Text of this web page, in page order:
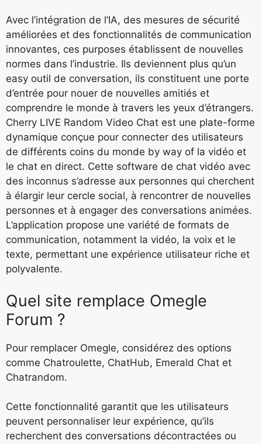
Avec l’intégration de l’IA, des mesures de sécurité
améliorées et des fonctionnalités de communication
innovantes, ces purposes établissent de nouvelles
normes dans l’industrie. Ils deviennent plus qu’un
easy outil de conversation, ils constituent une porte
d’entrée pour nouer de nouvelles amitiés et
comprendre le monde à travers les yeux d’étrangers.
Cherry LIVE Random Video Chat est une plate-forme
dynamique conçue pour connecter des utilisateurs
de différents coins du monde by way of la vidéo et
le chat en direct. Cette software de chat vidéo avec
des inconnus s’adresse aux personnes qui cherchent
à élargir leur cercle social, à rencontrer de nouvelles
personnes et à engager des conversations animées.
L’application propose une variété de formats de
communication, notamment la vidéo, la voix et le
texte, permettant une expérience utilisateur riche et
polyvalente.
Quel site remplace Omegle
Forum ?
Pour remplacer Omegle, considérez des options
comme Chatroulette, ChatHub, Emerald Chat et
Chatrandom.
Cette fonctionnalité garantit que les utilisateurs
peuvent personnaliser leur expérience, qu’ils
recherchent des conversations décontractées ou